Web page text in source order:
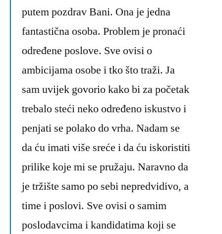
putem pozdrav Bani. Ona je jedna
fantastična osoba. Problem je pronaći
određene poslove. Sve ovisi o
ambicijama osobe i tko što traži. Ja
sam uvijek govorio kako bi za početak
trebalo steći neko određeno iskustvo i
penjati se polako do vrha. Nadam se
da ću imati više sreće i da ću iskoristiti
prilike koje mi se pružaju. Naravno da
je tržište samo po sebi nepredvidivo, a
time i poslovi. Sve ovisi o samim
poslodavcima i kandidatima koji se